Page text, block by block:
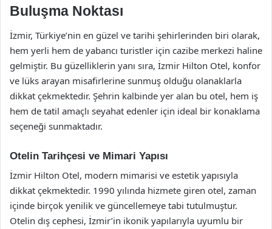
Buluşma Noktası
İzmir, Türkiye’nin en güzel ve tarihi şehirlerinden biri olarak,
hem yerli hem de yabancı turistler için cazibe merkezi haline
gelmiştir. Bu güzelliklerin yanı sıra, İzmir Hilton Otel, konfor
ve lüks arayan misafirlerine sunmuş olduğu olanaklarla
dikkat çekmektedir. Şehrin kalbinde yer alan bu otel, hem iş
hem de tatil amaçlı seyahat edenler için ideal bir konaklama
seçeneği sunmaktadır.
Otelin Tarihçesi ve Mimari Yapısı
İzmir Hilton Otel, modern mimarisi ve estetik yapısıyla
dikkat çekmektedir. 1990 yılında hizmete giren otel, zaman
içinde birçok yenilik ve güncellemeye tabi tutulmuştur.
Otelin dış cephesi, İzmir’in ikonik yapılarıyla uyumlu bir